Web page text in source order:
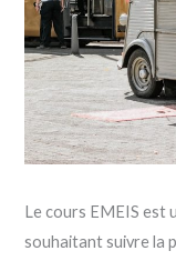
Le cours EMEIS est
souhaitant suivre la